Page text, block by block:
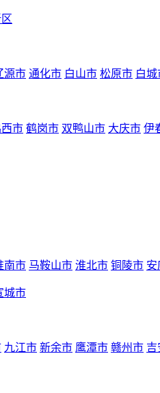
源市 通化市 白山市 松原市 白城
市 鹤岗市 双鸭山市 大庆市 伊
南市 马鞍山市 淮北市 铜陵市 安
城市
九江市 新余市 鹰潭市 赣州市 吉